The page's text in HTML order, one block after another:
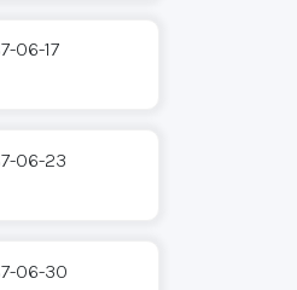
06-17
06-23
06-30